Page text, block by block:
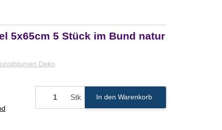
5x65cm 5 Stück im Bund natur
Deko
Stk In den Warenkorb